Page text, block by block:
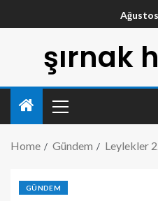
şırnak
Home Gündem Leylekler
GÜNDEM